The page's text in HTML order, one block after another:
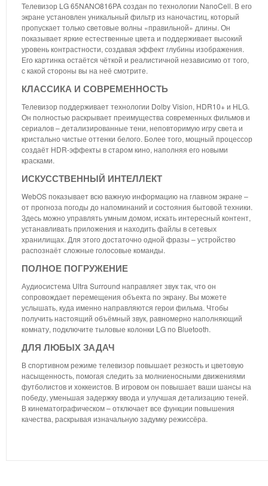
Телевизор LG 65NANO816PA создан по технологии NanoCell. В его
экране установлен уникальный фильтр из наночастиц, который
пропускает только световые волны «правильной» длины. Он
показывает яркие естественные цвета и поддерживает высокий
уровень контрастности, создавая эффект глубины изображения.
Его картинка остаётся чёткой и реалистичной независимо от того,
с какой стороны вы на неё смотрите.
КЛАССИКА И СОВРЕМЕННОСТЬ
Телевизор поддерживает технологии Dolby Vision, HDR10+ и HLG.
Он полностью раскрывает преимущества современных фильмов и
сериалов – детализированные тени, неповторимую игру света и
кристально чистые оттенки белого. Более того, мощный процессор
создаёт HDR-эффекты в старом кино, наполняя его новыми
красками.
ИСКУССТВЕННЫЙ ИНТЕЛЛЕКТ
WebOS показывает всю важную информацию на главном экране –
от прогноза погоды до напоминаний и состояния бытовой техники.
Здесь можно управлять умным домом, искать интересный контент,
устанавливать приложения и находить файлы в сетевых
хранилищах. Для этого достаточно одной фразы – устройство
распознаёт сложные голосовые команды.
ПОЛНОЕ ПОГРУЖЕНИЕ
Аудиосистема Ultra Surround направляет звук так, что он
сопровождает перемещения объекта по экрану. Вы можете
услышать, куда именно направляются герои фильма. Чтобы
получить настоящий объёмный звук, равномерно наполняющий
комнату, подключите тыловые колонки LG по Bluetooth.
ДЛЯ ЛЮБЫХ ЗАДАЧ
В спортивном режиме телевизор повышает резкость и цветовую
насыщенность, помогая следить за молниеносными движениями
футболистов и хоккеистов. В игровом он повышает ваши шансы на
победу, уменьшая задержку ввода и улучшая детализацию теней.
В кинематографическом – отключает все функции повышения
качества, раскрывая изначальную задумку режиссёра.